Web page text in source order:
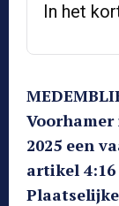
In het
2025 een
artikel 4:16